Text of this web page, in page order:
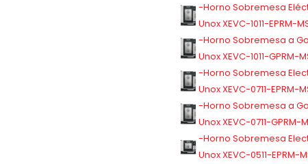
-Horno Sobremesa
Unox XEVC-1011-EPRM-
-Horno Sobremesa a
Unox XEVC-1011-GPRM-
-Horno Sobremesa
Unox XEVC-0711-EPRM-
-Horno Sobremesa a
Unox XEVC-0711-GPRM-
-Horno Sobremesa
Unox XEVC-0511-EPRM-